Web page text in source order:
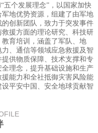
五个发展理念”，以国家加快
地优势资源，组建了由军地
创新团队，致力于突发事件
援方面的理论研究、科技研
育培训，涵盖了军队、地
、通信等领域应急救援及智
供物质保障、技术支撑和专
理念，提升基础设施和生产
能力和全社抵御灾害风险能
平安中国、安全地球贡献智